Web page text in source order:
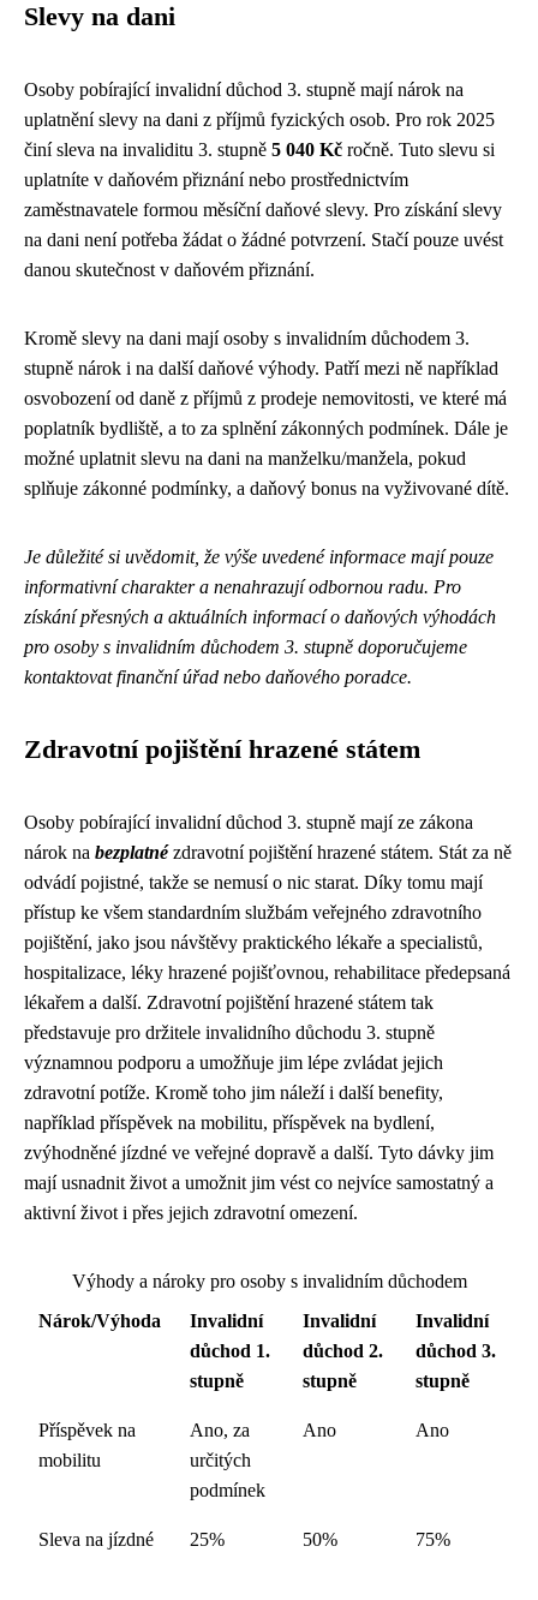
Slevy na dani
Osoby pobírající invalidní důchod 3. stupně mají nárok na
uplatnění slevy na dani z příjmů fyzických osob. Pro rok 2025
činí sleva na invaliditu 3. stupně 5 040 Kč ročně. Tuto slevu si
uplatníte v daňovém přiznání nebo prostřednictvím
zaměstnavatele formou měsíční daňové slevy. Pro získání slevy
na dani není potřeba žádat o žádné potvrzení. Stačí pouze uvést
danou skutečnost v daňovém přiznání.
Kromě slevy na dani mají osoby s invalidním důchodem 3.
stupně nárok i na další daňové výhody. Patří mezi ně například
osvobození od daně z příjmů z prodeje nemovitosti, ve které má
poplatník bydliště, a to za splnění zákonných podmínek. Dále je
možné uplatnit slevu na dani na manželku/manžela, pokud
splňuje zákonné podmínky, a daňový bonus na vyživované dítě.
Je důležité si uvědomit, že výše uvedené informace mají pouze
informativní charakter a nenahrazují odbornou radu. Pro
získání přesných a aktuálních informací o daňových výhodách
pro osoby s invalidním důchodem 3. stupně doporučujeme
kontaktovat finanční úřad nebo daňového poradce.
Zdravotní pojištění hrazené státem
Osoby pobírající invalidní důchod 3. stupně mají ze zákona
nárok na bezplatnézdravotní pojištění hrazené státem. Stát za ně
odvádí pojistné, takže se nemusí o nic starat. Díky tomu mají
přístup ke všem standardním službám veřejného zdravotního
pojištění, jako jsou návštěvy praktického lékaře a specialistů,
hospitalizace, léky hrazené pojišťovnou, rehabilitace předepsaná
lékařem a další. Zdravotní pojištění hrazené státem tak
představuje pro držitele invalidního důchodu 3. stupně
významnou podporu a umožňuje jim lépe zvládat jejich
zdravotní potíže. Kromě toho jim náleží i další benefity,
například příspěvek na mobilitu, příspěvek na bydlení,
zvýhodněné jízdné ve veřejné dopravě a další. Tyto dávky jim
mají usnadnit život a umožnit jim vést co nejvíce samostatný a
aktivní život i přes jejich zdravotní omezení.
Výhody a nároky pro osoby s invalidním důchodem
Nárok/Výhoda
Invalidní
důchod 1.
stupně
Invalidní
důchod 2.
stupně
Invalidní
důchod 3.
stupně
Příspěvek na
mobilitu
Ano, za
určitých
podmínek
Ano Ano
Sleva na jízdné 25% 50% 75%